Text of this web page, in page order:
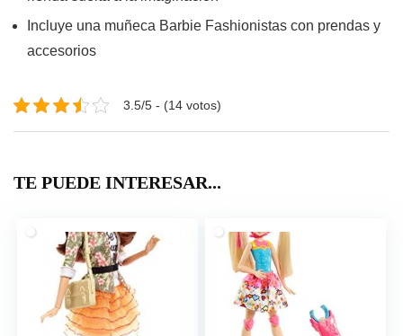
Incluye una muñeca Barbie Fashionistas con prendas y
accesorios
3.5/5 - (14 votos)
TE PUEDE INTERESAR...